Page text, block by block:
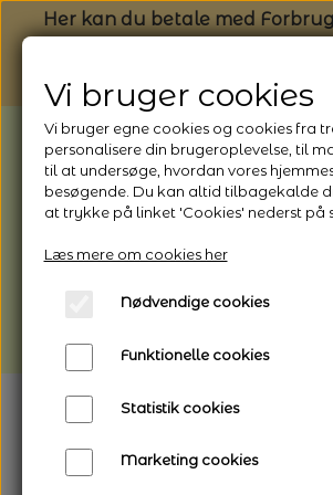
Her kan du betale med
BEMÆRK: Butikken har
1/8 - 9/8 - 2026
*Webshoppen er åben og
afhentning
Vi gør opmærksom på, at der
længere leveringstid
Vi bruger cookies
Vi bruger egne cookies og cookies fra
personalisere din brugeroplevelse, til
til at undersøge, hvordan vores
besøgende. Du kan altid tilbagekalde
at trykke på linket 'Cookies' nederst på
Læs mere om cookies her
Nødvendige cookies
Funktionelle cookies
Statistik cookies
Marketing cookies